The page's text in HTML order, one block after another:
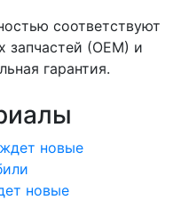
соответствуют
запчастей (ОЕМ) и
гарантия.
новые